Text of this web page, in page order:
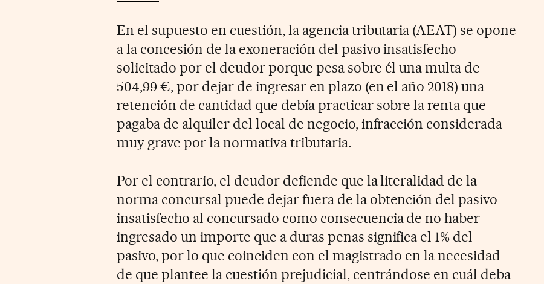
En el supuesto en cuestión, la agencia tributaria (AEAT) se opone
a la concesión de la exoneración del pasivo insatisfecho
solicitado por el deudor porque pesa sobre él una multa de
504,99 €, por dejar de ingresar en plazo (en el año 2018) una
retención de cantidad que debía practicar sobre la renta que
pagaba de alquiler del local de negocio, infracción considerada
muy grave por la normativa tributaria.
Por el contrario, el deudor defiende que la literalidad de la
norma concursal puede dejar fuera de la obtención del pasivo
insatisfecho al concursado como consecuencia de no haber
ingresado un importe que a duras penas significa el 1% del
pasivo, por lo que coinciden con el magistrado en la necesidad
de que plantee la cuestión prejudicial, centrándose en cuál deba